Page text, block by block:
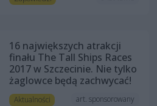
16 największych atrakcji
finału The Tall Ships Races
2017 w Szczecinie. Nie tylko
żaglowce będą zachwycać!
Aktualności art. sponsorowany